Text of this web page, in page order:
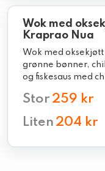
Wok med
Kraprao Nua
Wok med
grønne bønner,
og fiskesaus med
Stor 259 kr
Liten 204 kr